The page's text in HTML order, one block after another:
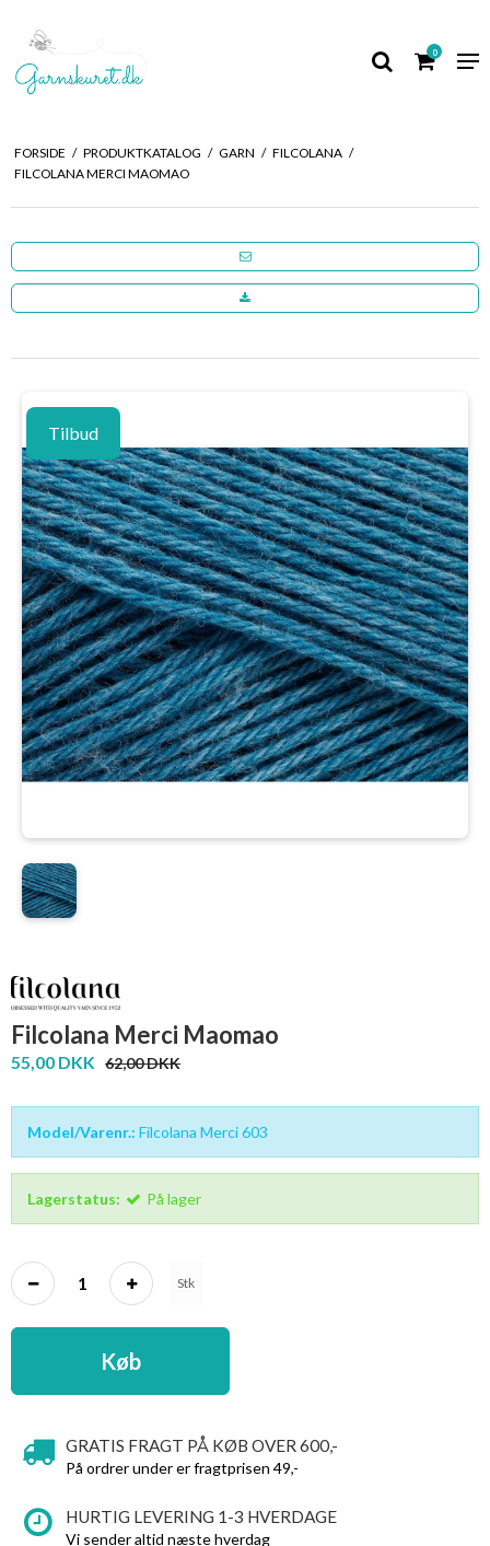
0
FORSIDE / PRODUKTKATALOG / GARN / FILCOLANA /
FILCOLANA MERCI MAOMAO
Tilbud
Filcolana Merci Maomao
55,00 DKK 62,00 DKK
Model/Varenr.: Filcolana Merci 603
Lagerstatus: På lager
Stk
Køb
GRATIS FRAGT PÅ KØB OVER 600,-
På ordrer under er fragtprisen 49,-
HURTIG LEVERING 1-3 HVERDAGE
Vi sender altid næste hverdag